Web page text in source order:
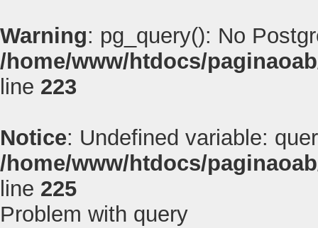
Warning: pg_query(): No
/home/www/htdocs/
line 223
Notice: Undefined variable:
/home/www/htdocs/
line 225
Problem with query